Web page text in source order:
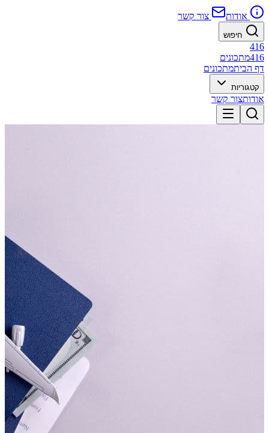
אודות צור קשר
חיפוש
416
416מתכונים
דף הביתמתכונים
קטגוריות
אודותצור קשר